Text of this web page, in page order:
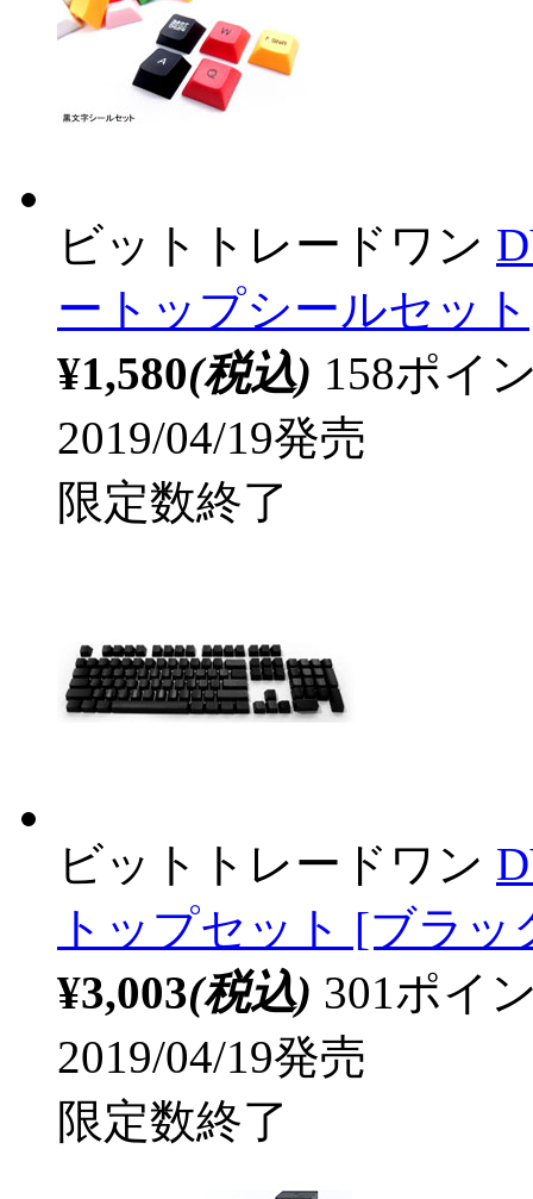
ビットトレードワン
ートップシールセッ
¥1,580(税込) 158ポイ
2019/04/19発売
限定数終了
ビットトレードワン
トップセット [ブラッ
¥3,003(税込) 301ポイ
2019/04/19発売
限定数終了